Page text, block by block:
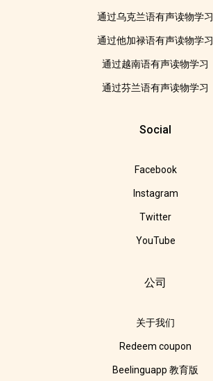
通过乌克兰语有声读物学习
通过他加禄语有声读物学习
通过越南语有声读物学习
通过芬兰语有声读物学习
Social
Facebook
Instagram
Twitter
YouTube
公司
关于我们
Redeem coupon
Beelinguapp 教育版